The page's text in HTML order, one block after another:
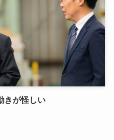
きが怪しい